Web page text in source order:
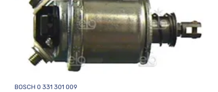
BOSCH 0 331 301 009